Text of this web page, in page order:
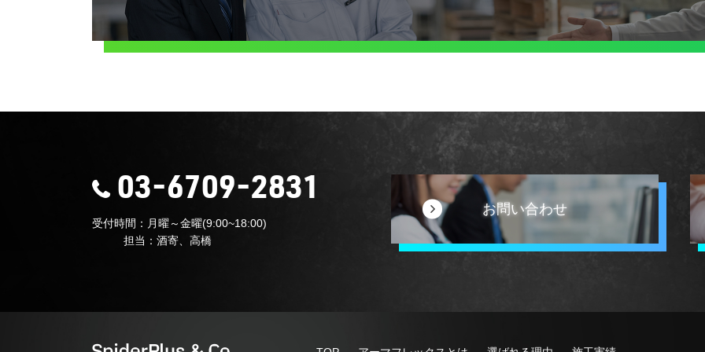
03-6709-2831
受付時間：月曜～金曜(9:00~18:00)
担当：酒寄、高橋
お問い合わせ